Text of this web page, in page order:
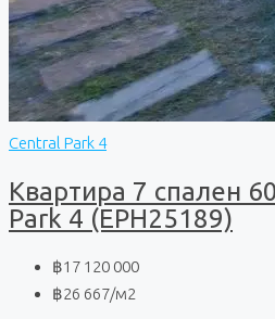
Central Park 4
Квартира 7 спален
Park 4 (EPH25189)
฿17 120 000
฿26 667/м2